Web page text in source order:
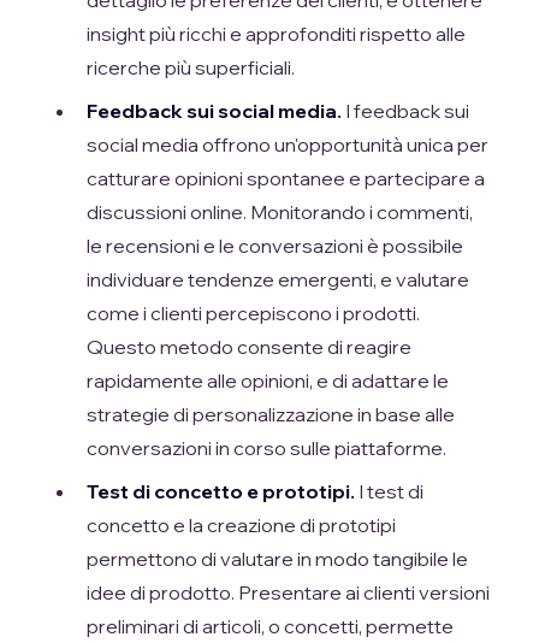
insight più ricchi e approfonditi rispetto alle
ricerche più superficiali.
Feedback sui social media. I feedback sui
social media offrono un'opportunità unica per
catturare opinioni spontanee e partecipare a
discussioni online. Monitorando i commenti,
le recensioni e le conversazioni è possibile
individuare tendenze emergenti, e valutare
come i clienti percepiscono i prodotti.
Questo metodo consente di reagire
rapidamente alle opinioni, e di adattare le
strategie di personalizzazione in base alle
conversazioni in corso sulle piattaforme.
Test di concetto e prototipi. I test di
concetto e la creazione di prototipi
permettono di valutare in modo tangibile le
idee di prodotto. Presentare ai clienti versioni
preliminari di articoli, o concetti, permette